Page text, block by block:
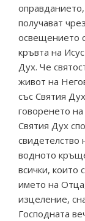
получават
освещението
кръвта на
Дух. Че
живот на
със Святия
говоренето
Святия Дух
свидетелство
водното
всички, които
името на
изцеление,
Господната